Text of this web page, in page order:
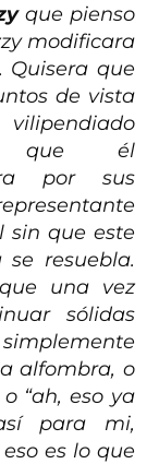
que pienso
modificara
Quisera que
de vista
que él
por sus
sin que este
resuebla.
una vez
sólidas
alfombra, o
“ah, eso ya
para mi,
es lo que